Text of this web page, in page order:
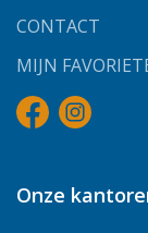
CONTACT
MIJN
Onze